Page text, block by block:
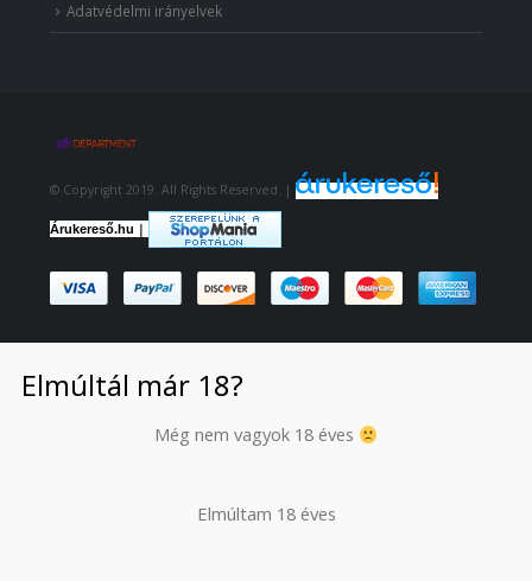
Adatvédelmi irányelvek
© Copyright 2019. All Rights Reserved. |
Árukereső.hu |
Elmúltál már 18?
Még nem vagyok 18 éves
Elmúltam 18 éves